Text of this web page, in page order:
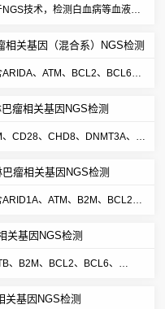
NGS技术，检测白血病等血液病
预后评估、...
相关基因（混合系）NGS检测
ARIDA、ATM、BCL2、BCL6、
、CD20、CD58、
、...
瘤相关基因NGS检测
、CD28、CHD8、DNMT3A、
、PRDM1、PTPN1、RH...
巴瘤相关基因NGS检测
ARID1A、ATM、B2M、BCL2、
、CCND3、CD58、
关基因NGS检测
、B2M、BCL2、BCL6、
、CD20等55种基因
关基因NGS检测